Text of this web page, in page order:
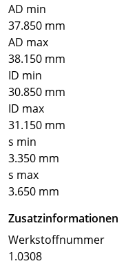
AD min
37.850 mm
AD max
38.150 mm
ID min
30.850 mm
ID max
31.150 mm
s min
3.350 mm
s max
3.650 mm
Zusatzinformationen
Werkstoffnummer
1.0308